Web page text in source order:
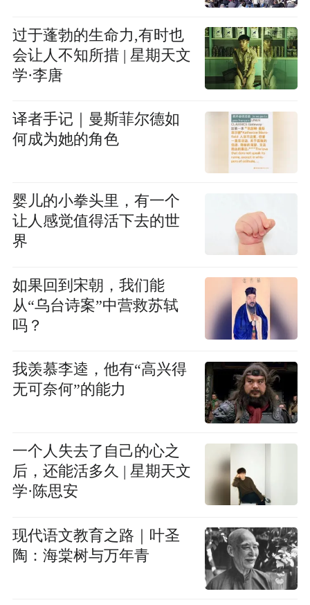
过于蓬勃的生命力,有时也
会让人不知所措 | 星期天文
学·李唐
译者手记｜曼斯菲尔德如
何成为她的角色
婴儿的小拳头里，有一个
让人感觉值得活下去的世
界
如果回到宋朝，我们能
从“乌台诗案”中营救苏轼
吗？
我羡慕李逵，他有“高兴得
无可奈何”的能力
一个人失去了自己的心之
后，还能活多久 | 星期天文
学·陈思安
现代语文教育之路｜叶圣
陶：海棠树与万年青